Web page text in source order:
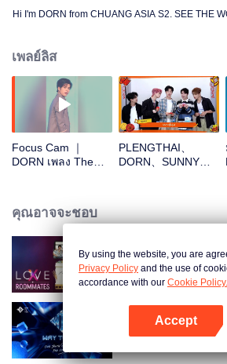
Hi I'm DORN from CHUANG ASIA S2. SEE THE
เพลย์ลิส
Focus Cam ｜
DORN เพลง Theme
PLENGTHAI、
DORN、SUNNY、
the New Year! Let's
คุณอาจจะชอบ
LOVE(X):
By using the website, you are
Privacy Policy and the use of
accordance with our Cookie Policy.
Accept